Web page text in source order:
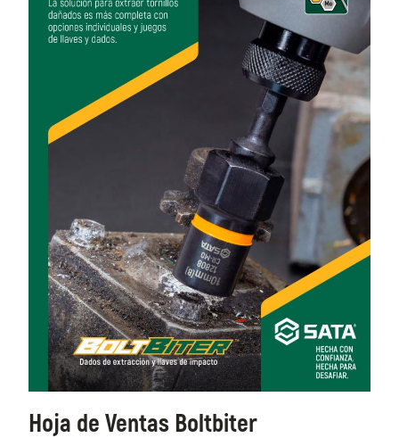
navegación
Hoja de Ventas Boltbiter